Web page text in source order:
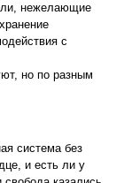
нежелающие
с
но по разным
система без
и есть ли у